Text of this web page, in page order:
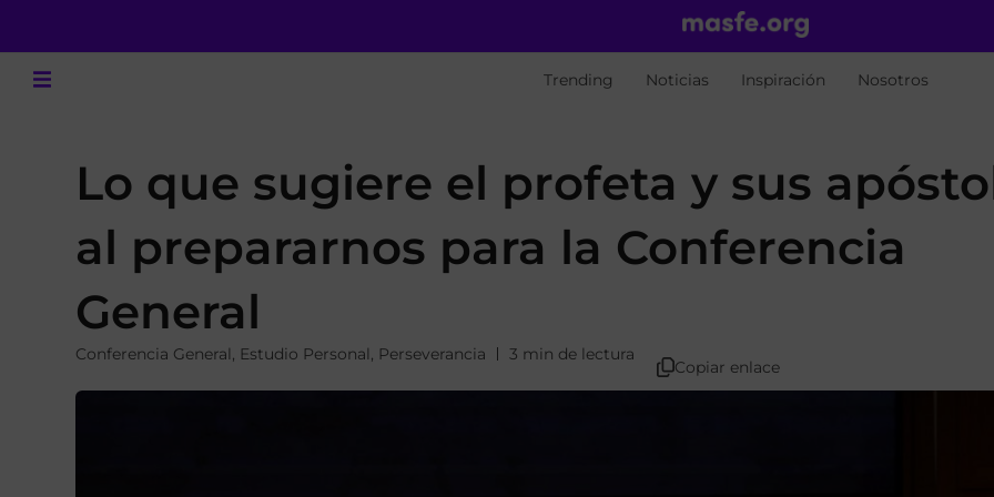
Trending Noticias Inspiración Nosotros
Lo que sugiere el profeta y sus
al prepararnos para la Conferencia
General
Conferencia General, Estudio Personal, Perseverancia 3 min de lectura
Copiar enlace